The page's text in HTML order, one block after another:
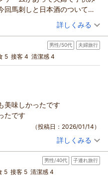
（返信日：2026/04/14）
びにいらしてください。
しみにお待ちしておりま
（返信日：2026/03/21）
ありがとうございました。
けたとのこと、大変嬉しく
っと閉じ込め、開けた瞬間
工夫している一皿ですの
感想はとても嬉しいです。
うかお気になさらないでく
「もう一度伺いたい」と思
たく思っております。次回
う、又のお越しをお待ちし
を、心より楽しみにしてお
。
（返信日：2026/02/16）
回馬刺しと日本酒のついてく
美味しかったです！お酒が進
しくて今回も完食でした！い
るのがありがたいです。
（投稿日：2026/01/18）
能♪ 地酒＋馬刺し 追加プラン♪
あたり/税込)
の返信
頂き、誠にありがとうござ
いただけたこと、心より嬉し
、紅葉と雪が同時に楽しめ
詳しくみる
男性/50代 夫婦旅行
5 接客 4 清潔感 4
美味しかったです
たです
（投稿日：2026/01/14）
を遊び尽くす！周遊割引or特典付
詳しくみる
男性/40代 子連れ旅行
5 接客 5 清潔感 4